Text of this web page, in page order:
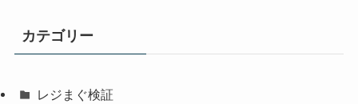
カテゴリー
レジまぐ検証